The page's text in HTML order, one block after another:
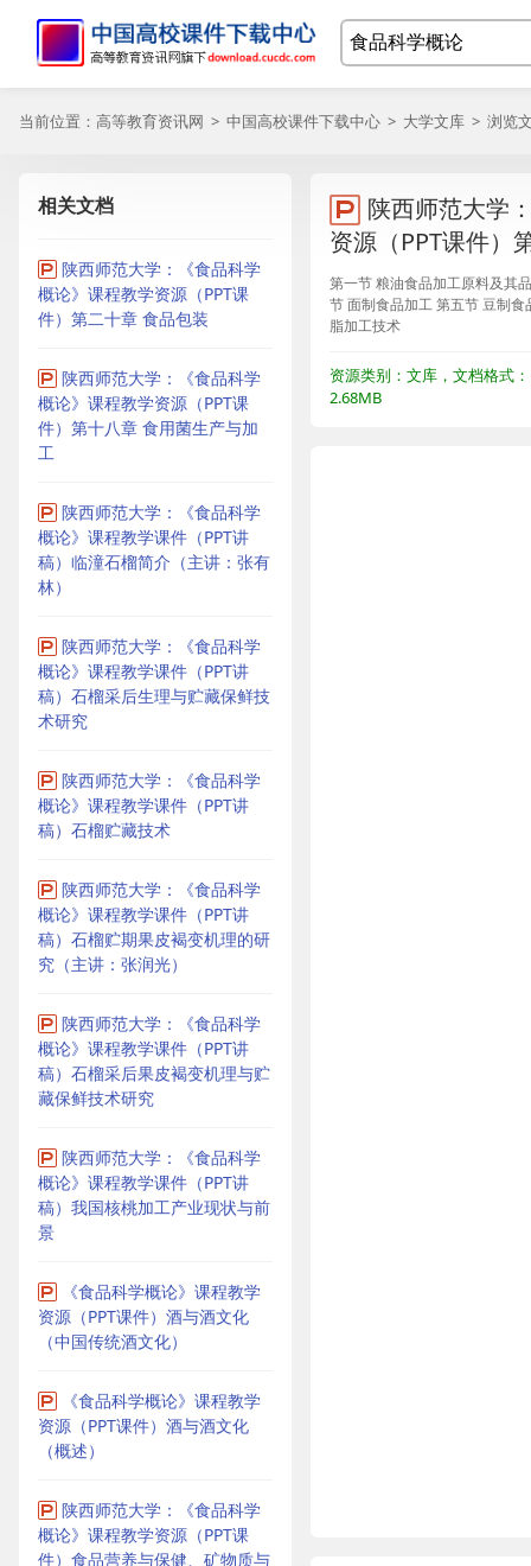
当前位置： 高等教育资讯网 > 中国高校课件下载中心 > 大学文库 > 浏览
相关文档
陕西师范大学：《食品科学
概论》课程教学资源（PPT课
件）第二十章 食品包装
陕西师范大学：《食品科学
概论》课程教学资源（PPT课
件）第十八章 食用菌生产与加
工
陕西师范大学：《食品科学
概论》课程教学课件（PPT讲
稿）临潼石榴简介（主讲：张有
林）
陕西师范大学：《食品科学
概论》课程教学课件（PPT讲
稿）石榴采后生理与贮藏保鲜技
术研究
陕西师范大学：《食品科学
概论》课程教学课件（PPT讲
稿）石榴贮藏技术
陕西师范大学：《食品科学
概论》课程教学课件（PPT讲
稿）石榴贮期果皮褐变机理的研
究（主讲：张润光）
陕西师范大学：《食品科学
概论》课程教学课件（PPT讲
稿）石榴采后果皮褐变机理与贮
藏保鲜技术研究
陕西师范大学：《食品科学
概论》课程教学课件（PPT讲
稿）我国核桃加工产业现状与前
景
《食品科学概论》课程教学
资源（PPT课件）酒与酒文化
（中国传统酒文化）
《食品科学概论》课程教学
资源（PPT课件）酒与酒文化
（概述）
陕西师范大学：《食品科学
概论》课程教学资源（PPT课
件）食品营养与保健、矿物质与
陕西师范大学
资源（PPT课件）
第一节 粮油食品加工原料及其
节 面制食品加工 第五节 豆制
脂加工技术
资源类别：文库，文档格式
2.68MB